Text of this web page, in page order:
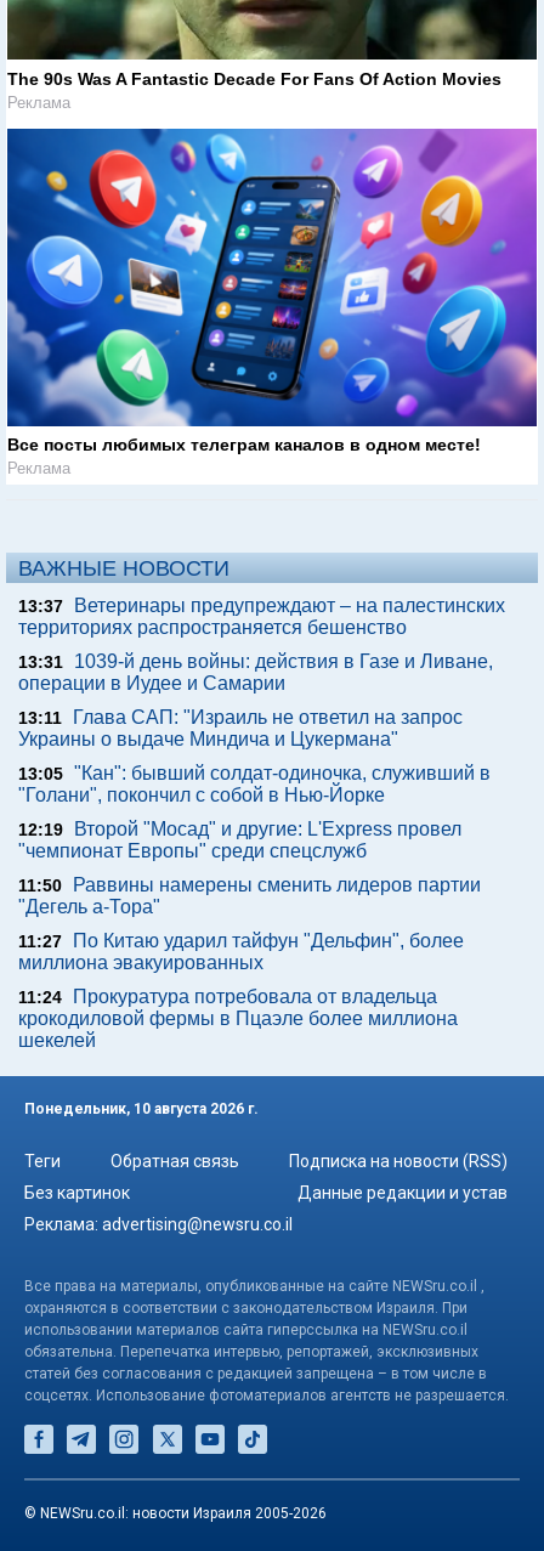
The 90s Was A Fantastic Decade For Fans Of Action Movies
Реклама
Все посты любимых телеграм каналов в одном месте!
Реклама
ВАЖНЫЕ НОВОСТИ
13:37
Ветеринары предупреждают – на палестинских
территориях распространяется бешенство
13:31
1039-й день войны: действия в Газе и Ливане,
операции в Иудее и Самарии
13:11
Глава САП: "Израиль не ответил на запрос
Украины о выдаче Миндича и Цукермана"
13:05 "Кан": бывший солдат-одиночка, служивший в
"Голани", покончил с собой в Нью-Йорке
12:19
Второй "Мосад" и другие: L'Express провел
"чемпионат Европы" среди спецслужб
11:50
Раввины намерены сменить лидеров партии
"Дегель а-Тора"
11:27
По Китаю ударил тайфун "Дельфин", более
миллиона эвакуированных
11:24
Прокуратура потребовала от владельца
крокодиловой фермы в Пцаэле более миллиона
шекелей
Понедельник, 10 августа 2026 г.
Теги Обратная связь
Подписка на новости (RSS)
Без картинок
Данные редакции и устав
Реклама: advertising@newsru.co.il
Все права на материалы, опубликованные на сайте NEWSru.co.il ,
охраняются в соответствии с законодательством Израиля. При
использовании материалов сайта гиперссылка на NEWSru.co.il
обязательна. Перепечатка интервью, репортажей, эксклюзивных
статей без согласования с редакцией запрещена – в том числе в
соцсетях. Использование фотоматериалов агентств не разрешается.
© NEWSru.co.il: новости Израиля 2005-2026